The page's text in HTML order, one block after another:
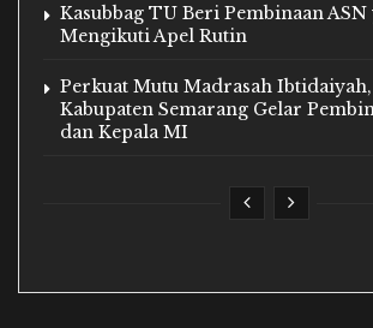
Kasubbag TU Beri Pembinaan
Mengikuti Apel Rutin
Perkuat Mutu Madrasah
Kabupaten Semarang Gelar
dan Kepala MI